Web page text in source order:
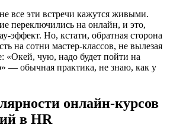
все эти встречи кажутся живыми.
переключились на онлайн, и это,
эффект. Но, кстати, обратная сторона
на сотни мастер-классов, не вылезая
«Окей, чую, надо будет пойти на
— обычная практика, не знаю, как у
онлайн-курсов
в HR